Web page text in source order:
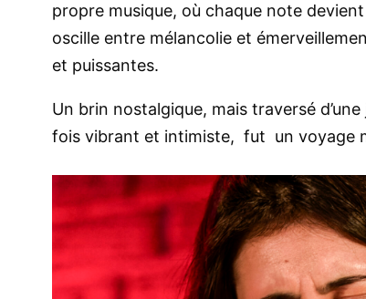
propre musique, où chaque note
oscille entre mélancolie et
et puissantes.
Un brin nostalgique, mais traversé
fois vibrant et intimiste, fut un voyage